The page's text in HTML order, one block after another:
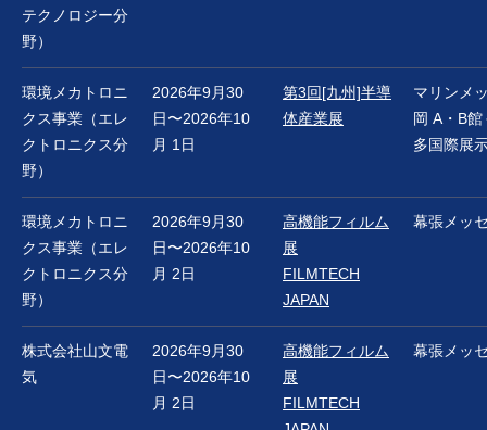
テクノロジー分
野）
環境メカトロニ
クス事業（エレ
クトロニクス分
野）
2026年9月30
日〜2026年10
月 1日
第3回[九州]半導
体産業展
マリンメ
岡 A・B館
多国際展
環境メカトロニ
クス事業（エレ
クトロニクス分
野）
2026年9月30
日〜2026年10
月 2日
高機能フィルム
展
FILMTECH
JAPAN
幕張メッ
株式会社山文電
気
2026年9月30
日〜2026年10
月 2日
高機能フィルム
展
FILMTECH
幕張メッ